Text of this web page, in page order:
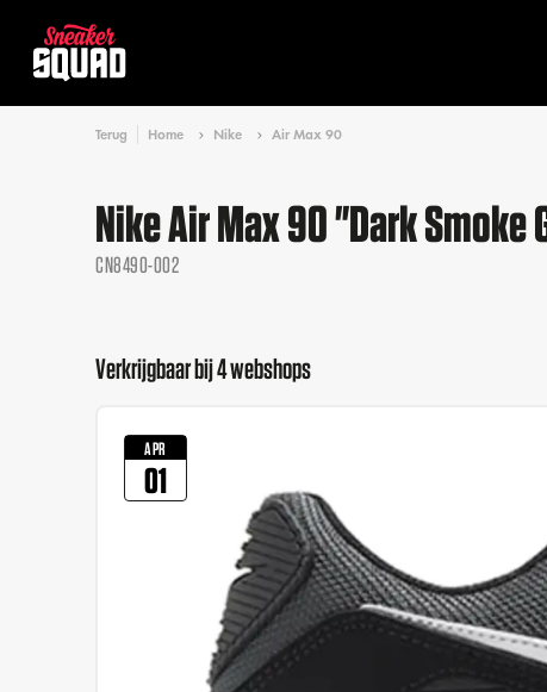
Terug Home Nike Air Max 90
Nike Air Max 90 "Dark Smoke
CN8490-002
Verkrijgbaar bij 4 webshops
APR
01